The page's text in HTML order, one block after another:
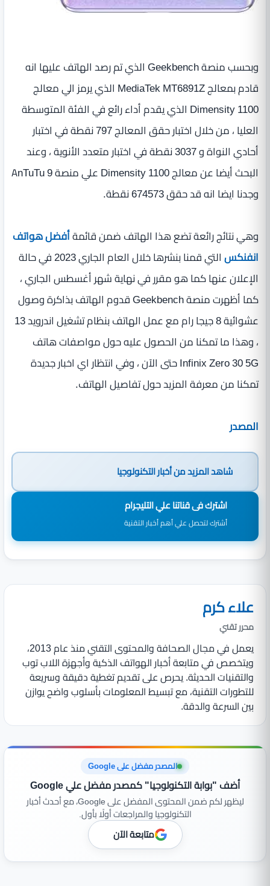
وبحسب منصة Geekbench الذي تم رصد الهاتف عليها انه
قادم بمعالج MediaTek MT6891Z الذي يرمز الي معالج
Dimensity 1100 الذي يقدم أداء رائع في الفئة المتوسطة
العليا ، من خلال اختبار حقق المعالج 797 نقطة في اختبار
أحادي النواة و 3037 نقطة في اختبار متعدد الأنوية ، وعند
البحث أيضا عن معالج Dimensity 1100 علي منصة AnTuTu 9
وجدنا ايضا انه قد حقق 674573 نقطة.
وهي نتائج رائعة تضع هذا الهاتف ضمن قائمةأفضل هواتف
انفنكس
التي قمنا بنشرها خلال العام الجاري 2023 في حالة
الإعلان عنها كما هو مقرر في نهاية شهر أغسطس الجاري ،
كما أظهرت منصة Geekbench قدوم الهاتف بذاكرة وصول
عشوائية 8 جيجا رام مع عمل الهاتف بنظام تشغيل اندرويد 13
، وهذا ما تمكنا من الحصول عليه حول مواصفات هاتف
Infinix Zero 30 5G حتى الآن ، وفي انتظار اي اخبار جديدة
تمكنا من معرفة المزيد حول تفاصيل الهاتف.
المصدر
شاهد المزيد منأخبار التكنولوجيا
اشترك فى قناتنا علي التليجرام
أشترك لتحصل علي أهم أخبار التقنية
علاء كرم
محرر تقني
يعمل في مجال الصحافة والمحتوى التقني منذ عام 2013،
ويتخصص في متابعة أخبار الهواتف الذكية وأجهزة اللاب توب
والتقنيات الحديثة. يحرص على تقديم تغطية دقيقة وسريعة
للتطورات التقنية، مع تبسيط المعلومات بأسلوب واضح يوازن
بين السرعة والدقة.
المصدر مفضل على Google
أضف "بوابة التكنولوجيا" كمصدر مفضل علي Google
ليظهر لكم ضمن المحتوى المفضل على Google، مع أحدث أخبار
التكنولوجيا والمراجعات أولًا بأول.
متابعة الآن